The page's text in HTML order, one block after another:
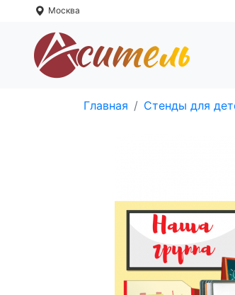
Москва
Главная Стенды для